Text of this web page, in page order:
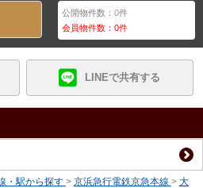
公開物件数：0件
会員物件数：0件
LINEで共有する
・駅から探す > 京浜急行電鉄京急本線 > 大